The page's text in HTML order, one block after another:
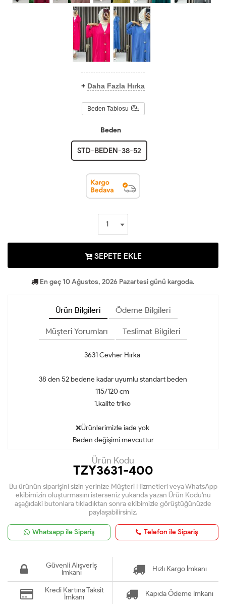
+ Daha Fazla Hırka
Beden Tablosu
Beden
STD-BEDEN-38-52
SEPETE EKLE
En geç 10 Ağustos, 2026 Pazartesi günü kargoda.
Ürün Bilgileri Ödeme Bilgileri
Müşteri Yorumları Teslimat Bilgileri
3631 Cevher Hırka
38 den 52 bedene kadar uyumlu standart beden
115/120 cm
1.kalite triko
❌Ürünlerimizle iade yok
Beden değişimi mevcuttur
Ürün Kodu
TZY3631-400
Bu ürünün siparişini sizin yerinize Müşteri Hizmetleri veya WhatsApp
ekibimizin oluşturmasını isterseniz yukarıda yazan Ürün Kodu'nu
aşağıdaki butonlara tıkladıktan sonra ekibimizle görüştüğünüzde
paylaşabilirsiniz.
Whatsapp ile Sipariş Telefon ile Sipariş
Güvenli Alışveriş
İmkanı
Hızlı Kargo İmkanı
Kredi Kartına Taksit
İmkanı
Kapıda Ödeme İmkanı